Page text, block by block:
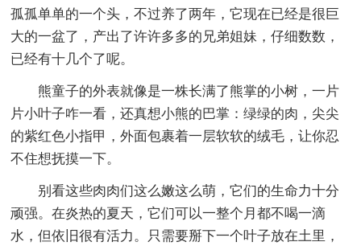
孤孤单单的一个头，不过养了两年，它现在已经是很巨
大的一盆了，产出了许许多多的兄弟姐妹，仔细数数，
已经有十几个了呢。
熊童子的外表就像是一株长满了熊掌的小树，一片
片小叶子咋一看，还真想小熊的巴掌：绿绿的肉，尖尖
的紫红色小指甲，外面包裹着一层软软的绒毛，让你忍
不住想抚摸一下。
别看这些肉肉们这么嫩这么萌，它们的生命力十分
顽强。在炎热的夏天，它们可以一整个月都不喝一滴
水，但依旧很有活力。只需要掰下一个叶子放在土里，